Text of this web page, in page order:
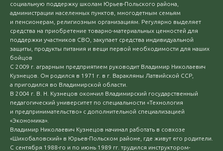
социальную поддержку школам Юрьев-Польского района,
администрации населенных пунктов, многодетным семьям
и пенсионерам, религиозным организациям. Регулярно выделяет
средства на приобретение товарно-материальных ценностей для
поддержки участников СВО, закупает средства индивидуальной
защиты, продукты питания и вещи первой необходимости для наших
бойцов
С 2009 г. аграрным предприятием руководит Владимир Николаевич
Кузнецов. Он родился в 1971 г. в г. Варакляны Латвийской ССР,
а пригодился во Владимирской области.
В 2004 г. В. Н. Кузнецов окончил Владимирский государственный
педагогический университет по специальности «Технология
и предпринимательство» с дополнительной специализацией
«Экономика».
Владимир Николаевич Кузнецов начинал работать в совхозе
«Шихобаловский» в Юрьев-Польском районе, где живут его родители.
С сентября 1988-го и по июнь 1989 гг. трудился инструктором-